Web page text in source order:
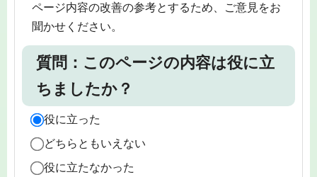
ページ内容の改善の参考とするため、ご意見をお
聞かせください。
質問：このページの内容は役に立
ちましたか？
役に立った
どちらともいえない
役に立たなかった